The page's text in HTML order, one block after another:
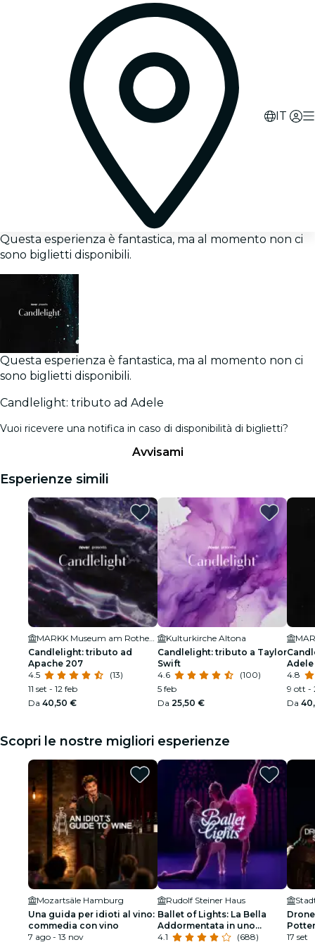
IT
Questa esperienza è fantastica, ma al momento non ci
sono biglietti disponibili.
Questa esperienza è fantastica, ma al momento non ci
sono biglietti disponibili.
Candlelight: tributo ad Adele
Vuoi ricevere una notifica in caso di disponibilità di biglietti?
Avvisami
Esperienze simili
MARKK Museum am Rothenbaum
Candlelight: tributo ad
Apache 207
4.5
(13)
11 set - 12 feb
Da 40,50 €
Kulturkirche Altona
Candlelight: tributo a Taylor
Swift
4.6
(100)
5 feb
Da 25,50 €
Adele
4.8
9 ott -
Da
Scopri le nostre migliori esperienze
Mozartsäle Hamburg
Una guida per idioti al vino:
commedia con vino
7 ago - 13 nov
Rudolf Steiner Haus
Ballet of Lights: La Bella
Addormentata in uno
spettacolo scintillante
4.1
(688)
17 set